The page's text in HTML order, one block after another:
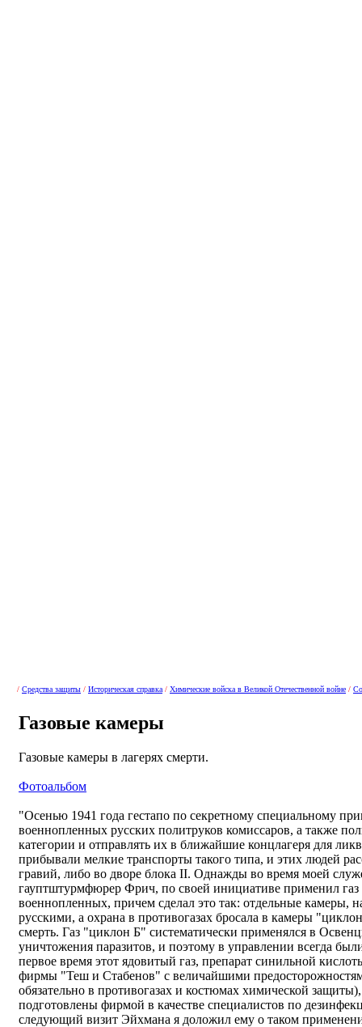
/ Средства защиты / Историческая справка / Химические войска в Великой Отечественной войне /
Газовые камеры
Газовые камеры в лагерях смерти.
Фотоальбом
"Осенью 1941 года гестапо по секретному специальному
военнопленных русских политруков комиссаров, а также
категории и отправлять их в ближайшие концлагеря для
прибывали мелкие транспорты такого типа, и этих людей
гравий, либо во дворе блока II. Однажды во время моей
гауптштурмфюрер Фрич, по своей инициативе применил газ
военнопленных, причем сделал это так: отдельные камеры,
русскими, а охрана в противогазах бросала в камеры
смерть. Газ "циклон Б" систематически применялся в
уничтожения паразитов, и поэтому в управлении всегда
первое время этот ядовитый газ, препарат синильной
фирмы "Теш и Стабенов" с величайшими
обязательно в противогазах и костюмах химической
подготовлены фирмой в качестве специалистов по
следующий визит Эйхмана я доложил ему о таком